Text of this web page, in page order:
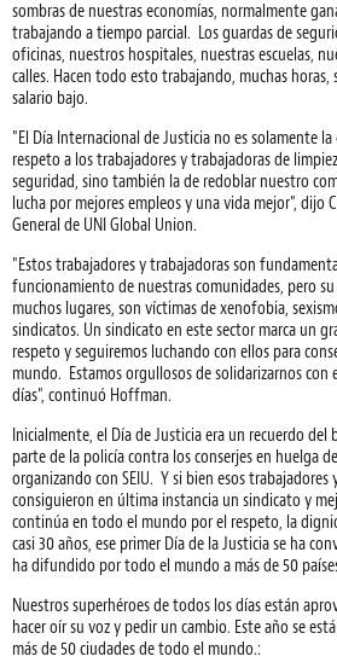
sombras de nuestras economías, normalmente
trabajando a tiempo parcial. Los guardas de
oficinas, nuestros hospitales, nuestras escuelas,
calles. Hacen todo esto trabajando, muchas
salario bajo.
"El Día Internacional de Justicia no es solamente
respeto a los trabajadores y trabajadoras de
seguridad, sino también la de redoblar nuestro
lucha por mejores empleos y una vida mejor", dijo
General de UNI Global Union.
"Estos trabajadores y trabajadoras son
funcionamiento de nuestras comunidades, pero
muchos lugares, son víctimas de xenofobia,
sindicatos. Un sindicato en este sector marca un
respeto y seguiremos luchando con ellos para
mundo. Estamos orgullosos de solidarizarnos con
días", continuó Hoffman.
Inicialmente, el Día de Justicia era un recuerdo
parte de la policía contra los conserjes en huelga
organizando con SEIU. Y si bien esos trabajadores
consiguieron en última instancia un sindicato y
continúa en todo el mundo por el respeto, la
casi 30 años, ese primer Día de la Justicia se ha
ha difundido por todo el mundo a más de 50
Nuestros superhéroes de todos los días están
hacer oír su voz y pedir un cambio. Este año se
más de 50 ciudades de todo el mundo.: